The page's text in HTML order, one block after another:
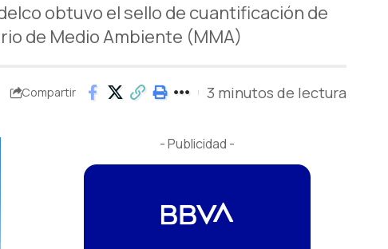
obtuvo el sello de cuantificación de
de Medio Ambiente (MMA)
Compartir 3 minutos de lectura
- Publicidad -